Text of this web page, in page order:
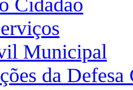
Municipal
da